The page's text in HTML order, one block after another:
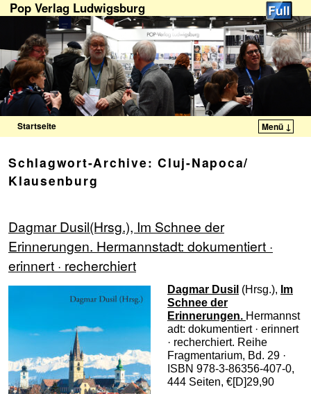
Pop Verlag Ludwigsburg
Startseite Menü ↓
Schlagwort-Archive:Cluj-Napoca/
Klausenburg
Dagmar Dusil(Hrsg.), Im Schnee der
Erinnerungen. Hermannstadt: dokumentiert ·
erinnert · recherchiert
Dagmar Dusil (Hrsg.), Im
Schnee der
Erinnerungen. Hermannst
adt: dokumentiert · erinnert
· recherchiert. Reihe
Fragmentarium, Bd. 29 ·
ISBN 978-3-86356-407-0,
444 Seiten, €[D]29,90